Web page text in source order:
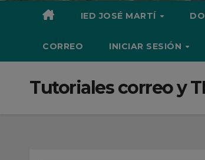
IED JOSÉ MARTÍ
CORREO INICIAR SESIÓN
Tutoriales correo y